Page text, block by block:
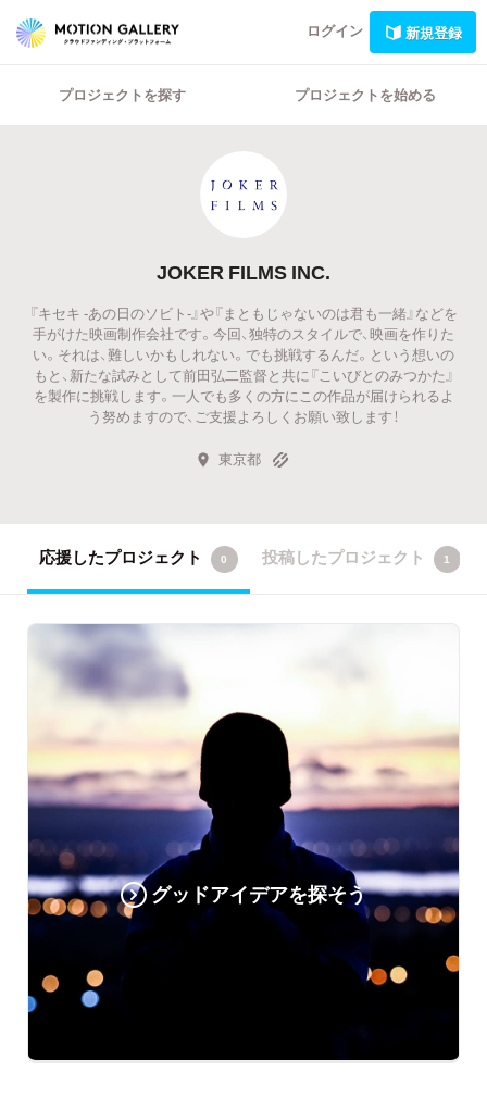
ログイン 新規登録
プロジェクトを探す プロジェクトを始める
JOKER FILMS INC.
『キセキ -あの日のソビト-』や『まともじゃないのは君も一緒』などを
手がけた映画制作会社です。今回、独特のスタイルで、映画を作りた
い。それは、難しいかもしれない。でも挑戦するんだ。という想いの
もと、新たな試みとして前田弘二監督と共に『こいびとのみつかた』
を製作に挑戦します。一人でも多くの方にこの作品が届けられるよ
う努めますので、ご支援よろしくお願い致します！
東京都
応援したプロジェクト 0 投稿したプロジェクト 1
グッドアイデアを探そう